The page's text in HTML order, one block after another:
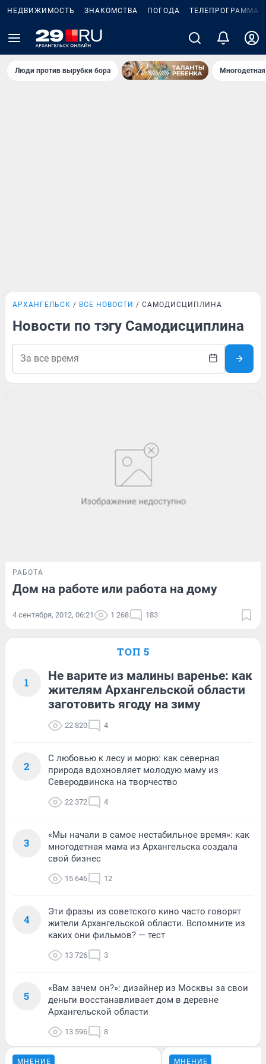
НЕДВИЖИМОСТЬ ЗНАКОМСТВА ПОГОДА ТЕЛЕПРОГРАММА
Люди против вырубки бора
АРХАНГЕЛЬСК ВСЕ НОВОСТИ САМОДИСЦИПЛИНА
Новости по тэгу Самодисциплина
РАБОТА
Дом на работе или работа на дому
4 сентября, 2012, 06:21 1 268 183
ТОП 5
1
Не варите из малины варенье: как
жителям Архангельской области
заготовить ягоду на зиму
22 820 4
2
С любовью к лесу и морю: как северная
природа вдохновляет молодую маму из
Северодвинска на творчество
22 372 4
3
«Мы начали в самое нестабильное время»: как
многодетная мама из Архангельска создала
свой бизнес
15 646 12
4
Эти фразы из советского кино часто говорят
жители Архангельской области. Вспомните из
каких они фильмов? — тест
13 726 3
5
«Вам зачем он?»: дизайнер из Москвы за свои
деньги восстанавливает дом в деревне
Архангельской области
13 596 8
МНЕНИЕ МНЕНИЕ